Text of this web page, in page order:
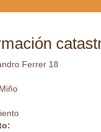
Ferrer 18